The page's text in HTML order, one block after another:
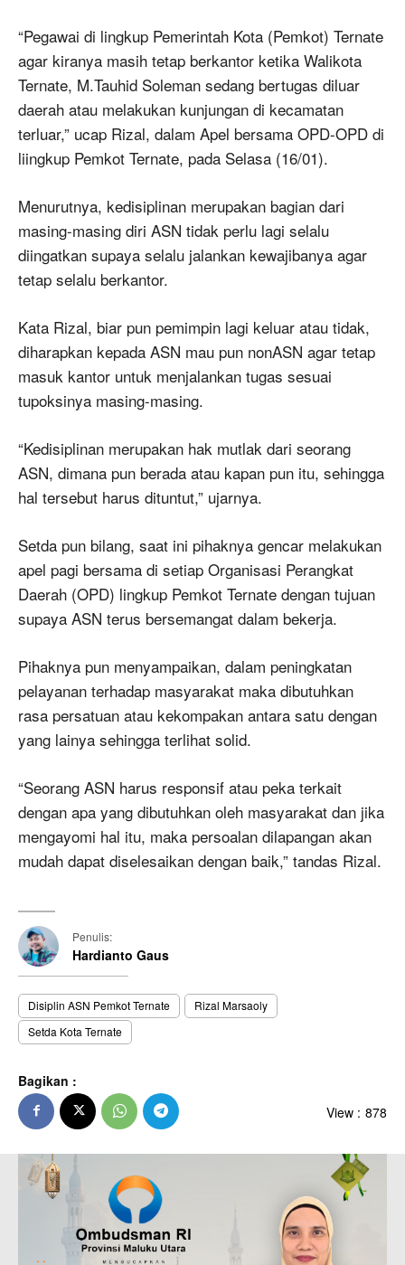
“Pegawai di lingkup Pemerintah Kota (Pemkot) Ternate
agar kiranya masih tetap berkantor ketika Walikota
Ternate, M.Tauhid Soleman sedang bertugas diluar
daerah atau melakukan kunjungan di kecamatan
terluar,” ucap Rizal, dalam Apel bersama OPD-OPD di
liingkup Pemkot Ternate, pada Selasa (16/01).
Menurutnya, kedisiplinan merupakan bagian dari
masing-masing diri ASN tidak perlu lagi selalu
diingatkan supaya selalu jalankan kewajibanya agar
tetap selalu berkantor.
Kata Rizal, biar pun pemimpin lagi keluar atau tidak,
diharapkan kepada ASN mau pun nonASN agar tetap
masuk kantor untuk menjalankan tugas sesuai
tupoksinya masing-masing.
“Kedisiplinan merupakan hak mutlak dari seorang
ASN, dimana pun berada atau kapan pun itu, sehingga
hal tersebut harus dituntut,” ujarnya.
Setda pun bilang, saat ini pihaknya gencar melakukan
apel pagi bersama di setiap Organisasi Perangkat
Daerah (OPD) lingkup Pemkot Ternate dengan tujuan
supaya ASN terus bersemangat dalam bekerja.
Pihaknya pun menyampaikan, dalam peningkatan
pelayanan terhadap masyarakat maka dibutuhkan
rasa persatuan atau kekompakan antara satu dengan
yang lainya sehingga terlihat solid.
“Seorang ASN harus responsif atau peka terkait
dengan apa yang dibutuhkan oleh masyarakat dan jika
mengayomi hal itu, maka persoalan dilapangan akan
mudah dapat diselesaikan dengan baik,” tandas Rizal.
Penulis:
Hardianto Gaus
Disiplin ASN Pemkot Ternate
Rizal Marsaoly
Setda Kota Ternate
Bagikan :
View : 878